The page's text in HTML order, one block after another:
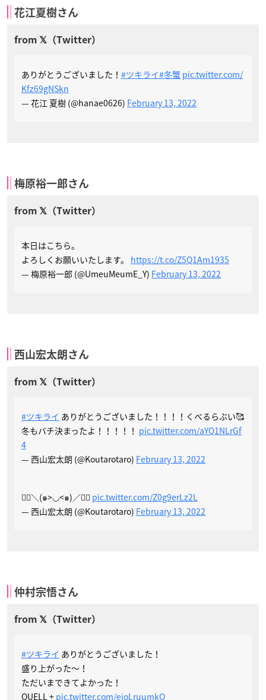
花江夏樹さん
ありがとうございました！ #ツキライ#冬蟹 pic.twitter.com/
Kfz69gNSkn
— 花江 夏樹 (@hanae0626) February 13, 2022
梅原裕一郎さん
本日はこちら。
よろしくお願いいたします。 https://t.co/Z5Q1Am1935
— 梅原裕一郎 (@UmeuMeumE_Y) February 13, 2022
西山宏太朗さん
#ツキライ ありがとうございました！！！！くべるらぶい🥰
冬もバチ決まったよ！！！！！ pic.twitter.com/aYQ1NLrGf
4
— 西山宏太朗 (@Koutarotaro) February 13, 2022
❤️‍🔥＼(๑>◡<๑)／❤️‍🔥 pic.twitter.com/Z0g9erLz2L
— 西山宏太朗 (@Koutarotaro) February 13, 2022
仲村宗悟さん
#ツキライ ありがとうございました！
盛り上がった〜！
ただいまできてよかった！
QUELL + pic.twitter.com/ejoLruumkQ